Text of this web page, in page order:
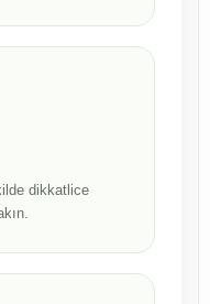
dikkatlice